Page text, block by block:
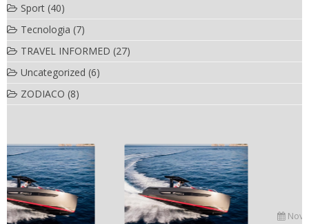
Sport (40)
Tecnologia (7)
TRAVEL INFORMED (27)
Uncategorized (6)
ZODIACO (8)
Novembre 6, 2022